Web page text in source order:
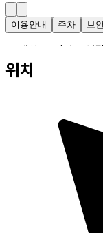
이용안내 주차 보
위치